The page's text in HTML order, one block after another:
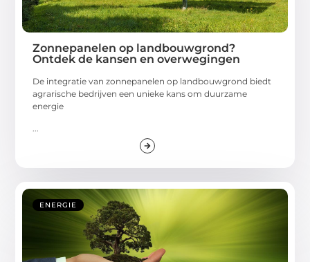
Zonnepanelen op landbouwgrond?
Ontdek de kansen en overwegingen
De integratie van zonnepanelen op landbouwgrond biedt
agrarische bedrijven een unieke kans om duurzame
energie
...
ENERGIE